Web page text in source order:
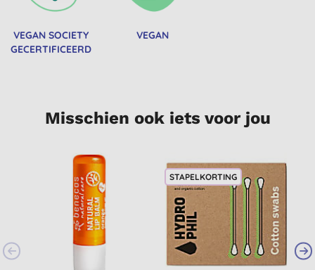
VEGAN SOCIETY
GECERTIFICEERD
VEGAN
Misschien ook iets voor jou
STAPELKORTING